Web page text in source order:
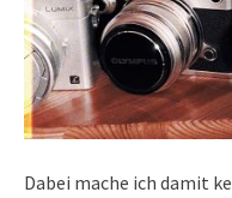
Dabei mache ich damit